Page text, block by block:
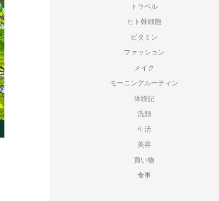
トラベル
ヒト幹細胞
ビタミン
ファッション
メイク
モーニングルーティン
体験記
洗顔
生活
美容
買い物
食事